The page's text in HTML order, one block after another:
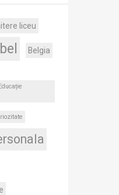
liceu
Belgia